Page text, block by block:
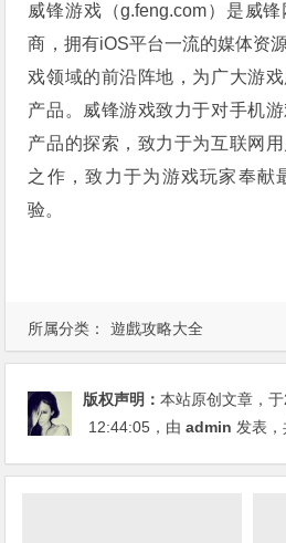
所属分类： 遊戲攻略大全
威锋游戏（g.feng.com）是威
商，拥有iOS平台一流的媒体资
戏领域的前沿阵地，为广大游
产品。威锋游戏致力于对手机
产品的探索，致力于为互联网
之作，致力于为游戏玩家奉献
验。
版权声明：本站原创文章，
12:44:05 ，由admin 发表，